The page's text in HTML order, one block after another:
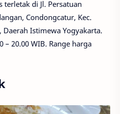
terletak di Jl. Persatuan
Condongcatur, Kec.
Daerah Istimewa Yogyakarta.
– 20.00 WIB. Range harga